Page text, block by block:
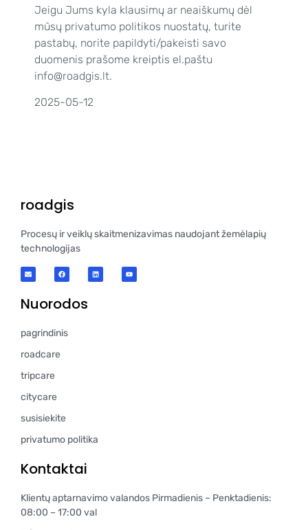
Jeigu Jums kyla klausimų ar neaiškumų dėl
mūsų privatumo politikos nuostatų, turite
pastabų, norite papildyti/pakeisti savo
duomenis prašome kreiptis el.paštu
info@roadgis.lt.
2025-05-12
roadgis
Procesų ir veiklų skaitmenizavimas naudojant žemėlapių
technologijas
Nuorodos
pagrindinis
roadcare
tripcare
citycare
susisiekite
privatumo politika
Kontaktai
Klientų aptarnavimo valandos Pirmadienis – Penktadienis:
08:00 – 17:00 val